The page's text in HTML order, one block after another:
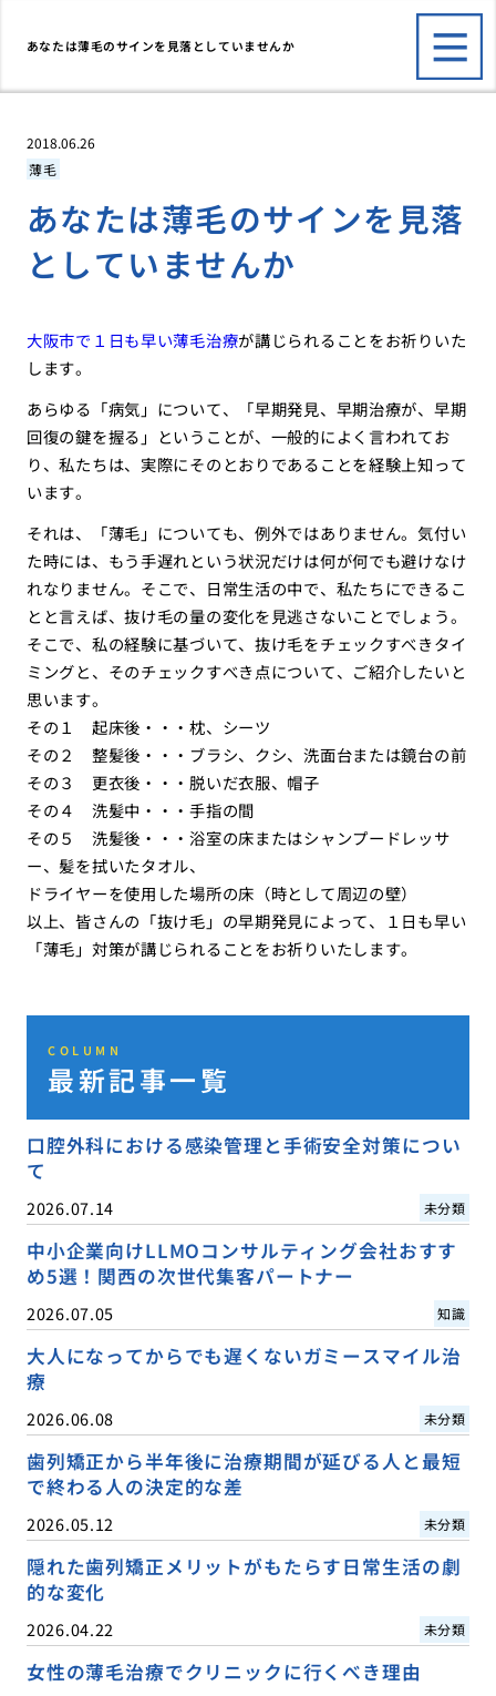
あなたは薄毛のサインを見落としていませんか
2018.06.26
薄毛
あなたは薄毛のサインを見落
としていませんか
大阪市で１日も早い薄毛治療が講じられることをお祈りいた
します。
あらゆる「病気」について、「早期発見、早期治療が、早期
回復の鍵を握る」ということが、一般的によく言われてお
り、私たちは、実際にそのとおりであることを経験上知って
います。
それは、「薄毛」についても、例外ではありません。気付い
た時には、もう手遅れという状況だけは何が何でも避けなけ
れなりません。そこで、日常生活の中で、私たちにできるこ
とと言えば、抜け毛の量の変化を見逃さないことでしょう。
そこで、私の経験に基づいて、抜け毛をチェックすべきタイ
ミングと、そのチェックすべき点について、ご紹介したいと
思います。
その１ 起床後・・・枕、シーツ
その２ 整髪後・・・ブラシ、クシ、洗面台または鏡台の前
その３ 更衣後・・・脱いだ衣服、帽子
その４ 洗髪中・・・手指の間
その５ 洗髪後・・・浴室の床またはシャンプードレッサ
ー、髪を拭いたタオル、
ドライヤーを使用した場所の床（時として周辺の壁）
以上、皆さんの「抜け毛」の早期発見によって、１日も早い
「薄毛」対策が講じられることをお祈りいたします。
COLUMN
最新記事一覧
口腔外科における感染管理と手術安全対策につい
て
2026.07.14 未分類
中小企業向けLLMOコンサルティング会社おすす
め5選！関西の次世代集客パートナー
2026.07.05 知識
大人になってからでも遅くないガミースマイル治
療
2026.06.08 未分類
歯列矯正から半年後に治療期間が延びる人と最短
で終わる人の決定的な差
2026.05.12 未分類
隠れた歯列矯正メリットがもたらす日常生活の劇
的な変化
2026.04.22 未分類
女性の薄毛治療でクリニックに行くべき理由